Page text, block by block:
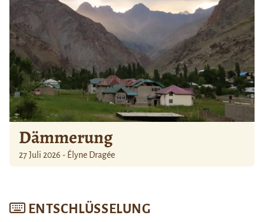
Dämmerung
27 Juli 2026 - Élyne Dragée
ENTSCHLÜSSELUNG